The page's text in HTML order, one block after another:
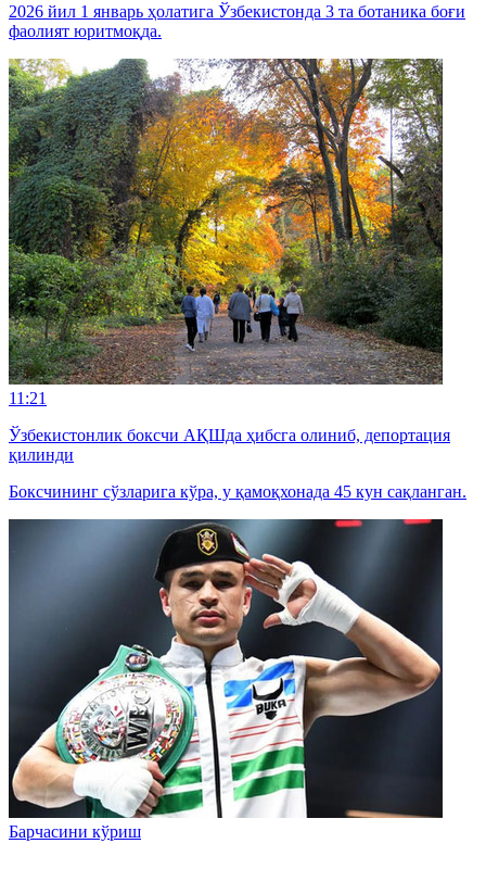
2026 йил 1 январь ҳолатига Ўзбекистонда 3 та ботаника боғи
фаолият юритмоқда.
11:21
Ўзбекистонлик боксчи АҚШда ҳибсга олиниб, депортация
қилинди
Боксчининг сўзларига кўра, у қамоқхонада 45 кун сақланган.
Барчасини кўриш